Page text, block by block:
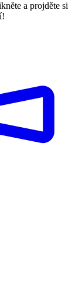
a projděte si